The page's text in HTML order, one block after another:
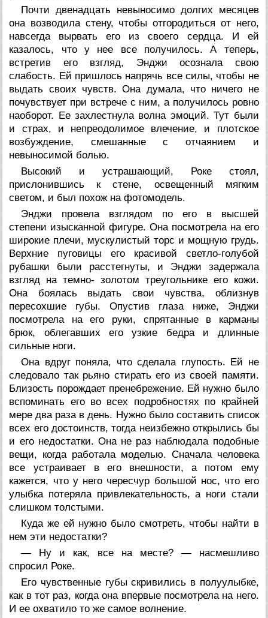
Почти двенадцать невыносимо долгих месяцев
она возводила стену, чтобы отгородиться от него,
навсегда вырвать его из своего сердца. И ей
казалось, что у нее все получилось. А теперь,
встретив его взгляд, Энджи осознала свою
слабость. Ей пришлось напрячь все силы, чтобы не
выдать своих чувств. Она думала, что ничего не
почувствует при встрече с ним, а получилось ровно
наоборот. Ее захлестнула волна эмоций. Тут были
и страх, и непреодолимое влечение, и плотское
возбуждение, смешанные с отчаянием и
невыносимой болью.
Высокий и устрашающий, Роке стоял,
прислонившись к стене, освещенный мягким
светом, и был похож на фотомодель.
Энджи провела взглядом по его в высшей
степени изысканной фигуре. Она посмотрела на его
широкие плечи, мускулистый торс и мощную грудь.
Верхние пуговицы его красивой светло-голубой
рубашки были расстегнуты, и Энджи задержала
взгляд на темно- золотом треугольнике его кожи.
Она боялась выдать свои чувства, облизнув
пересохшие губы. Опустив глаза ниже, Энджи
посмотрела на его руки, спрятанные в карманы
брюк, облегавших его узкие бедра и длинные
сильные ноги.
Она вдруг поняла, что сделала глупость. Ей не
следовало так рьяно стирать его из своей памяти.
Близость порождает пренебрежение. Ей нужно было
вспоминать его во всех подробностях по крайней
мере два раза в день. Нужно было составить список
всех его достоинств, тогда неизбежно открылись бы
и его недостатки. Она не раз наблюдала подобные
вещи, когда работала моделью. Сначала человека
все устраивает в его внешности, а потом ему
кажется, что у него чересчур большой нос, что его
улыбка потеряла привлекательность, а ноги стали
слишком толстыми.
Куда же ей нужно было смотреть, чтобы найти в
нем эти недостатки?
— Ну и как, все на месте? — насмешливо
спросил Роке.
Его чувственные губы скривились в полуулыбке,
как в тот раз, когда она впервые посмотрела на него.
И ее охватило то же самое волнение.